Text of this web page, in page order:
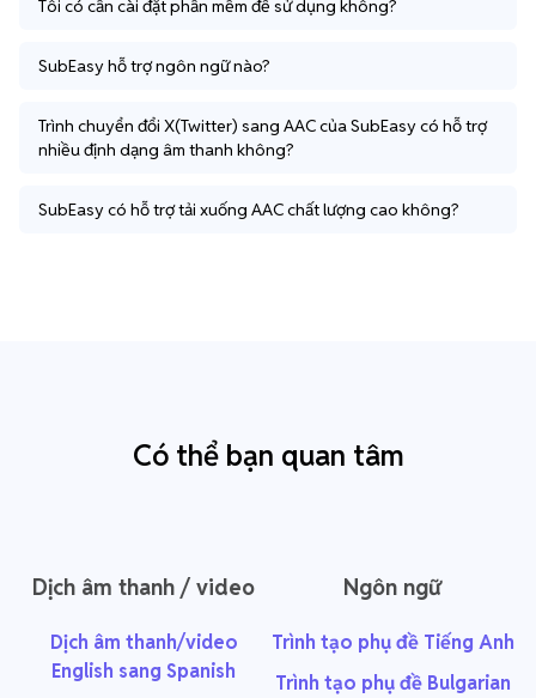
Tôi có cần cài đặt phần mềm để sử dụng không?
SubEasy hỗ trợ ngôn ngữ nào?
Trình chuyển đổi X(Twitter) sang AAC của SubEasy có hỗ trợ
nhiều định dạng âm thanh không?
SubEasy có hỗ trợ tải xuống AAC chất lượng cao không?
Có thể bạn quan tâm
Dịch âm thanh / video
Dịch âm thanh/video
English sang Spanish
Ngôn ngữ
Trình tạo phụ đề Tiếng Anh
Trình tạo phụ đề Bulgarian